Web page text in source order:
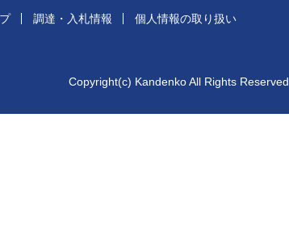
調達・入札情報 個人情報の取り扱い
Copyright(c) Kandenko All Rights Reserved.